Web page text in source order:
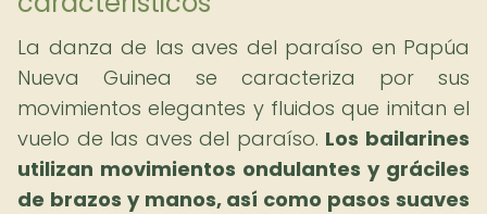
La danza de las aves del paraíso en Papúa
Nueva Guinea se caracteriza por sus
movimientos elegantes y fluidos que imitan el
vuelo de las aves del paraíso. Los bailarines
utilizan movimientos ondulantes y gráciles
de brazos y manos, así como pasos suaves